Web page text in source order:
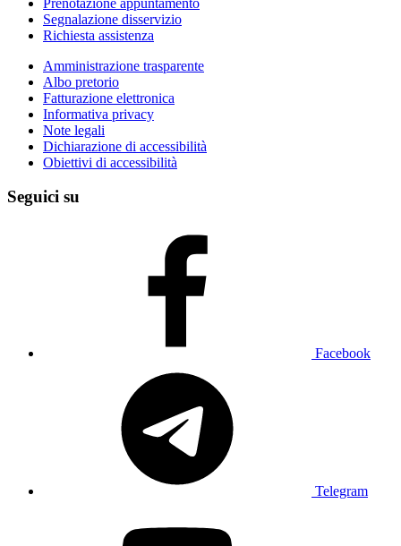
Segnalazione disservizio
Richiesta assistenza
Amministrazione trasparente
Albo pretorio
Fatturazione elettronica
Informativa privacy
Note legali
Dichiarazione di accessibilità
Obiettivi di accessibilità
Seguici su
Facebook
Telegram